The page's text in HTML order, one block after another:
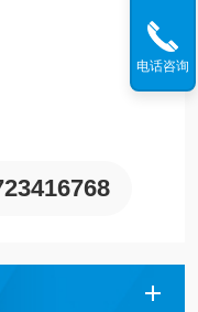
纯金属中元素组成的定
加工工艺的管理分析。
电话咨询